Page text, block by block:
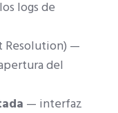
logs de
Resolution) —
del
— interfaz